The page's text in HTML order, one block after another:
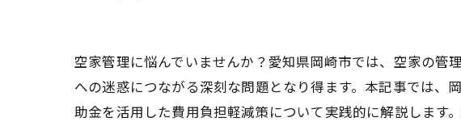
空家管理に悩んでいませんか？愛知県岡崎市では、空家の
への迷惑につながる深刻な問題となり得ます。本記事では
助金を活用した費用負担軽減策について実践的に解説します